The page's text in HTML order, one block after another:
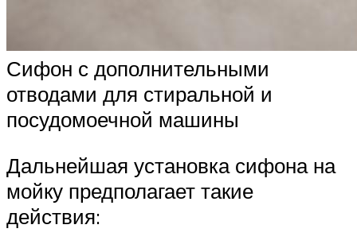
Сифон с дополнительными
отводами для стиральной и
посудомоечной машины
Дальнейшая установка сифона на
мойку предполагает такие
действия: